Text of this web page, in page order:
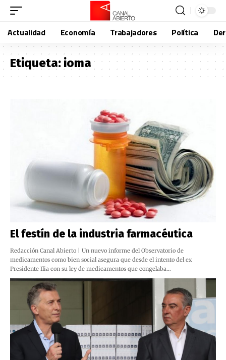
Actualidad Economía Trabajadores Política
Etiqueta:ioma
El festín de la industria farmacéutica
Redacción Canal Abierto | Un nuevo informe del Observatorio de
medicamentos como bien social asegura que desde el intento del ex
Presidente Ilia con su ley de medicamentos que congelaba…